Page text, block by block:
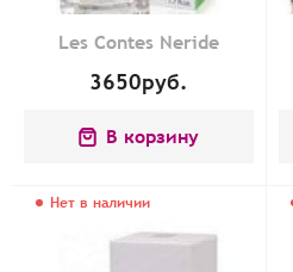
Les Contes Neride
3650руб.
В корзину
Нет в наличии